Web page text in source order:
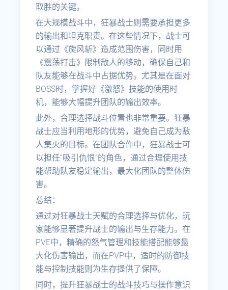
取胜的关键。
在大规模战斗中，狂暴战士则需要承担更多
的输出和坦克职责。在这些情况下，战士可
以通过《旋风斩》造成范围伤害，同时用
《震荡打击》限制敌人的移动，确保自己和
队友能够在战斗中占据优势。尤其是在面对
BOSS时，掌握好《激怒》技能的使用时
机，能够大幅提升团队的输出效率。
此外，合理选择战斗位置也非常重要。狂暴
战士应当利用地形的优势，避免自己成为敌
人集火的目标。在团队合作中，狂暴战士可
以担任“吸引仇恨”的角色，通过合理使用技
能帮助队友稳定输出，最大化团队的整体伤
害。
总结：
通过对狂暴战士天赋的合理选择与优化，玩
家能够显著提升战士的输出与生存能力。在
PVE中，精确的怒气管理和技能搭配能够最
大化伤害输出，而在PVP中，适时的防御技
能与控制技能则为生存提供了保障。
同时，提升狂暴战士的战斗技巧与操作意识